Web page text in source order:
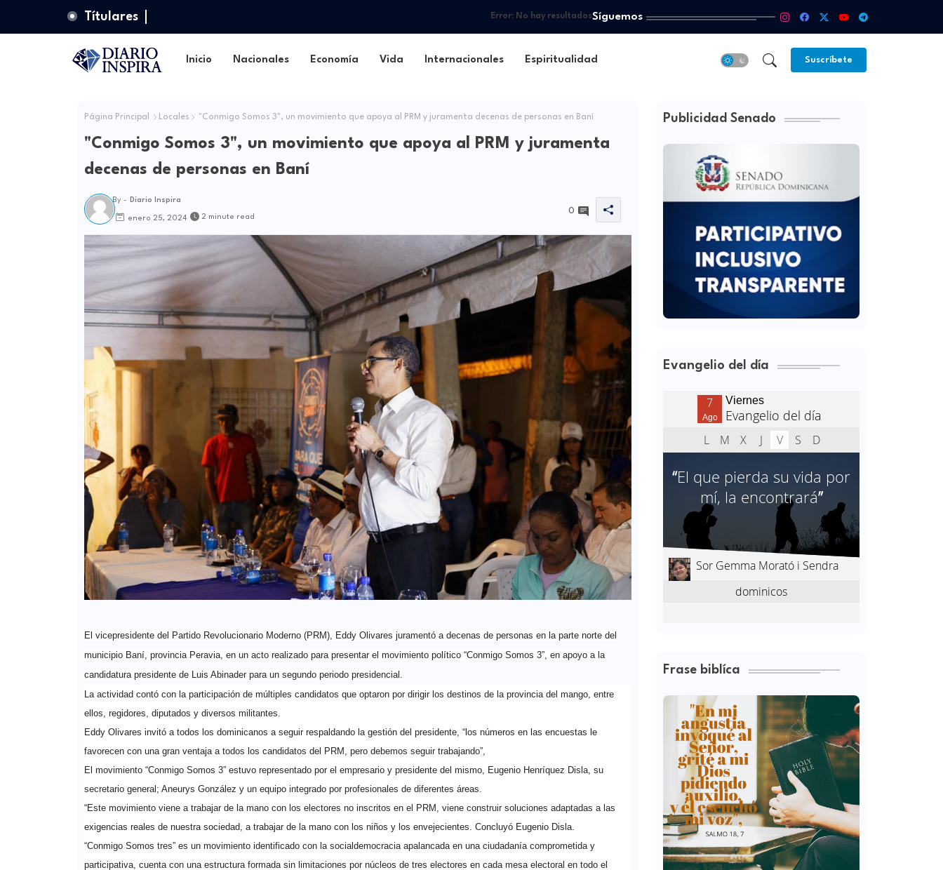
Títulares Error:No hay resultadosSíguemos
Inicio Nacionales Economía Vida Internacionales Espiritualidad Suscríbete
Página Principal Locales "Conmigo Somos 3", un movimiento que apoya al PRM y juramenta decenas de personas en Baní
"Conmigo Somos 3", un movimiento que apoya al PRM y juramenta
decenas de personas en Baní
By - Diario Inspira
enero 25, 2024 2 minute read
0
El vicepresidente del Partido Revolucionario Moderno (PRM), Eddy Olivares juramentó a decenas de personas en la parte norte del
municipio Baní, provincia Peravia, en un acto realizado para presentar el movimiento político “Conmigo Somos 3”, en apoyo a la
candidatura presidente de Luis Abinader para un segundo periodo presidencial.
La actividad contó con la participación de múltiples candidatos que optaron por dirigir los destinos de la provincia del mango, entre
ellos, regidores, diputados y diversos militantes.
Eddy Olivares invitó a todos los dominicanos a seguir respaldando la gestión del presidente, “los números en las encuestas le
favorecen con una gran ventaja a todos los candidatos del PRM, pero debemos seguir trabajando”,
El movimiento “Conmigo Somos 3” estuvo representado por el empresario y presidente del mismo, Eugenio Henríquez Disla, su
secretario general; Aneurys González y un equipo integrado por profesionales de diferentes áreas.
“Este movimiento viene a trabajar de la mano con los electores no inscritos en el PRM, viene construir soluciones adaptadas a las
exigencias reales de nuestra sociedad, a trabajar de la mano con los niños y los envejecientes. Concluyó Eugenio Disla.
“Conmigo Somos tres” es un movimiento identificado con la socialdemocracia apalancada en una ciudadanía comprometida y
participativa, cuenta con una estructura formada sin limitaciones por núcleos de tres electores en cada mesa electoral en todo el
Publicidad Senado
Evangelio del día
Frase biblíca